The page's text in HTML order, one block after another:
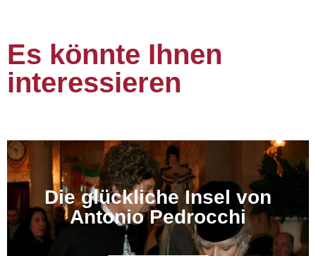
Es könnte Ihnen
interessieren
Die glückliche Insel von
Antonio Pedrocchi